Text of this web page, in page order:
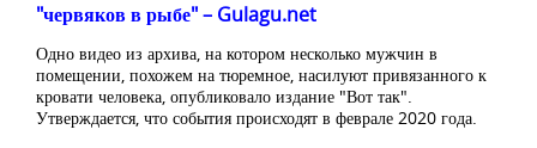
"червяков в рыбе" – Gulagu.net
Одно видео из архива, на котором несколько мужчин в
помещении, похожем на тюремное, насилуют привязанного к
кровати человека, опубликовало издание "Вот так".
Утверждается, что события происходят в феврале 2020 года.